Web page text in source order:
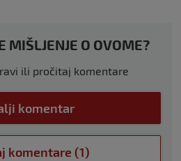
MIŠLJENJE O OVOME?
ili pročitaj komentare
komentar
komentare (1)